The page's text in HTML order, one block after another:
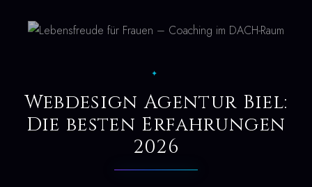
✦
Webdesign Agentur Biel:
Die besten Erfahrungen
2026